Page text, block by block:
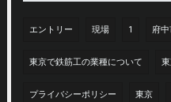
エントリー 現場 1 府
東京で鉄筋工の業種について
プライバシーポリシー 東京